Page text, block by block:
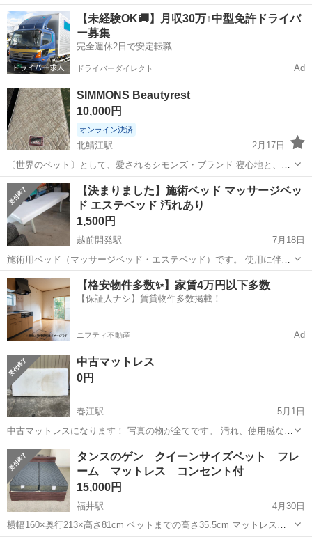
きたいと思います。選定者決定しない場合，再度募集させていただき
たいと思います。 家人が使用していましたが，不要になったためこち
らに出します。自宅まで取りにきてく...
福井 鯖江市 西山公園駅 ベッド キャスター
【未経験OK🚚】月収30万↑中型免許ドライバ
ー募集
完全週休2日で安定転職
ドライバーダイレクト Ad
SIMMONS Beautyrest
10,000円
オンライン決済
北鯖江駅
2月17日
〔世界のベット〕として、愛されるシモンズ・ブランド 寝心地と、ブ
ランドで、選ばれています。 快適な眠り、寝心地が、際立つマットレ
ス。 長さ208 幅120 厚み18㎝ セミダブルサイズのマットレスになりま
す。...
福井 鯖江市 北鯖江駅 ベッド Beautyrest
【決まりました】施術ベッド マッサージベッ
ド エステベッド 汚れあり
1,500円
越前開発駅
7月18日
施術用ベッド（マッサージベッド・エステベッド）です。 使用に伴う
汚れ、擦れ、使用感がありますので写真をご確認ください。 破れは見
当たりませんが、中古品のため現状渡しとなります。 整体院、リラク
ゼーション、エステ、自宅サ...
福井 福井市 越前開発駅 ベッド
【格安物件多数✨】家賃4万円以下多数
【保証人ナシ】賃貸物件多数掲載！
ニフティ不動産 Ad
中古マットレス
0円
春江駅
5月1日
中古マットレスになります！ 写真の物が全てです。 汚れ、使用感など
ありますので神経質な方はご遠慮ください。 詳細はメッセージまでお
願いします。
福井 坂井市 ベッド
タンスのゲン クイーンサイズベット フレ
ーム マットレス コンセント付
15,000円
福井駅
4月30日
横幅160×奥行213×高さ81cm ベットまでの高さ35.5cm マットレスま